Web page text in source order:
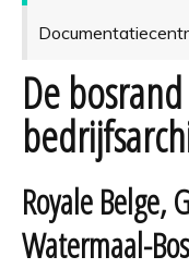
De
Royale Belge,
Watermaal-